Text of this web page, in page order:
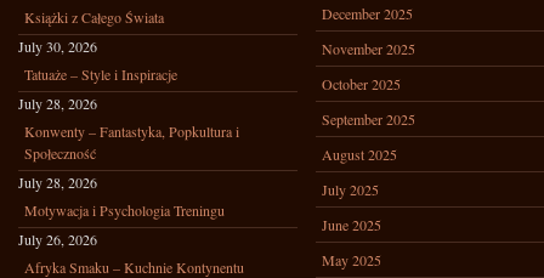
Książki z Całego Świata
July 30, 2026
Tatuaże – Style i Inspiracje
July 28, 2026
Konwenty – Fantastyka, Popkultura i
Społeczność
July 28, 2026
Motywacja i Psychologia Treningu
July 26, 2026
Afryka Smaku – Kuchnie Kontynentu
December 2025
November 2025
October 2025
September 2025
August 2025
July 2025
June 2025
May 2025